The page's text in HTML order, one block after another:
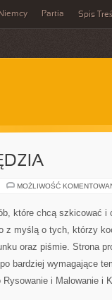
Niemcy Partia Spis
MOŻLIWOŚĆ
które chcą szkicować i
z myślą o tych, którzy
oraz piśmie. Strona
bardziej wymagające
i Malowanie i